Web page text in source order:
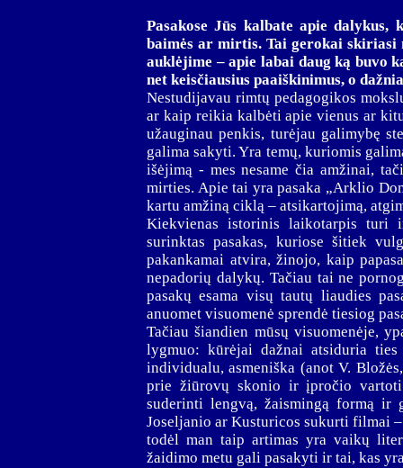
Pasakose Jūs kalbate apie
baimės ar mirtis. Tai gerokai skiriasi
auklėjime – apie labai daug ką buvo
net keisčiausius paaiškinimus, o
Nestudijavau rimtų pedagogikos
ar kaip reikia kalbėti apie vienus ar
užauginau penkis, turėjau galimybę
galima sakyti. Yra temų, kuriomis
išėjimą - mes nesame čia amžinai,
mirties. Apie tai yra pasaka „Arklio
kartu amžiną ciklą – atsikartojimą,
Kiekvienas istorinis laikotarpis turi
surinktas pasakas, kuriose šitiek
pakankamai atvira, žinojo, kaip
nepadorių dalykų. Tačiau tai ne
pasakų esama visų tautų liaudies
anuomet visuomenė sprendė tiesiog
Tačiau šiandien mūsų visuomenėje,
lygmuo: kūrėjai dažnai atsiduria
individualu, asmeniška (anot V.
prie žiūrovų skonio ir įpročio
suderinti lengvą, žaismingą formą ir
Joseljanio ar Kusturicos sukurti filmai
todėl man taip artimas yra vaikų
žaidimo metu gali pasakyti ir tai, kas